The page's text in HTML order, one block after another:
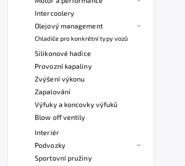
Intercoolery
Olejový management
Chladiče pro konkrétní typy vozů
Silikonové hadice
Provozní kapaliny
Zvýšení výkonu
Zapalování
Výfuky a koncovky výfuků
Blow off ventily
Interiér
Podvozky
Sportovní pružiny